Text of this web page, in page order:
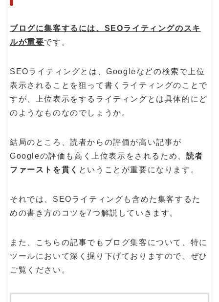
ブログに集客するには、SEOライティングのスキ
ルが重要です。
SEOライティングとは、Googleなどの検索で上位
表示されることを狙って書くライティングのことで
すが、上位表示をするライティングとは具体的にど
のようなものなのでしょうか。
結局のところ、読者からの評価が高い記事が
Googleの評価も高く上位表示をされるため、 読者
ファーストを貫く ということが重要になります。
それでは、SEOライティングも含めた集客するた
めの書き方のコツを7つ解説していきます。
また、こちらの記事でもブログ集客について、特に
ツールにおいて深く掘り下げておりますので、ぜひ
ご覧ください。